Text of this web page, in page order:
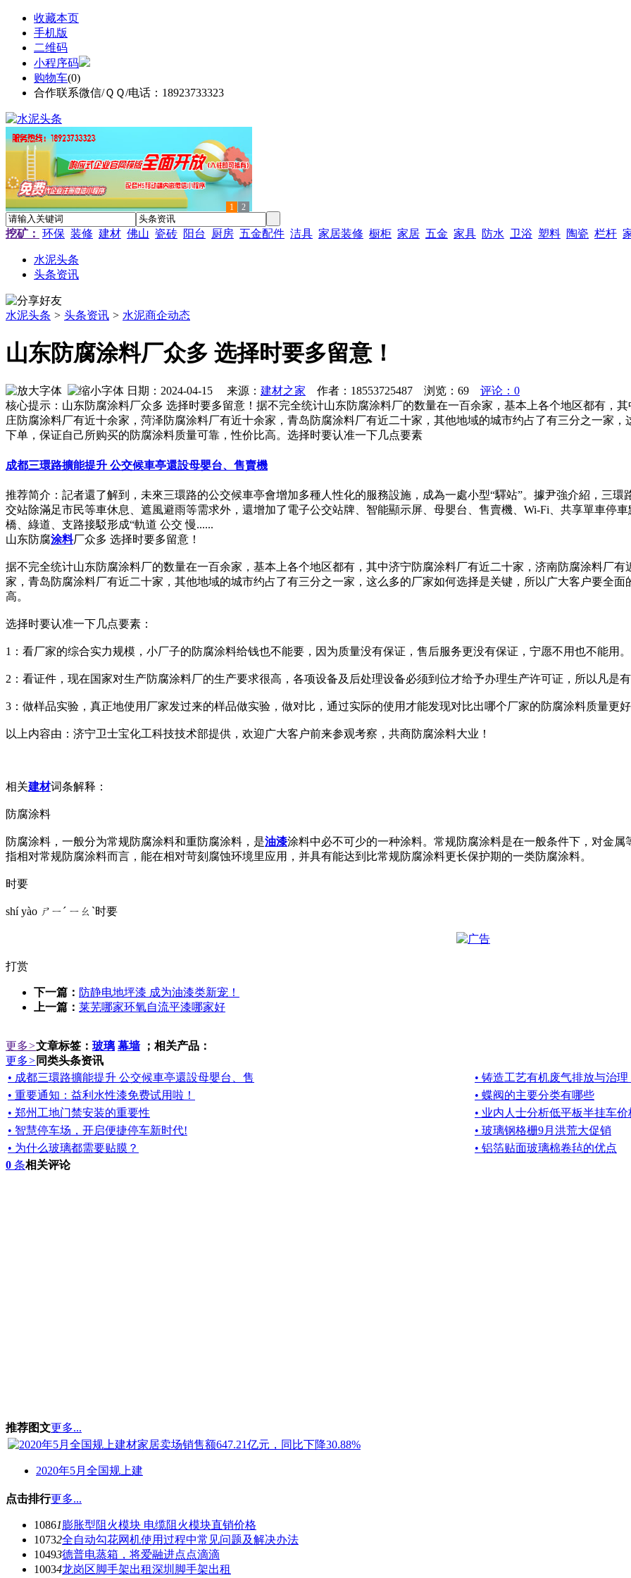
收藏本页
手机版
二维码
小程序码
购物车(0)
合作联系微信/ＱＱ/电话：18923733323
1 2
挖矿： 环保 装修 建材 佛山 瓷砖 阳台 厨房 五金配件 洁具 家居装修 橱柜 家居 五金 家具 防水 卫浴 塑料 陶瓷 栏杆
水泥头条
头条资讯
水泥头条 > 头条资讯 > 水泥商企动态
山东防腐涂料厂众多 选择时要多留意！
日期：2024-04-15 来源： 建材之家 作者：18553725487 浏览： 69
评论：0
核心提示：山东防腐涂料厂众多 选择时要多留意！据不完全统计山东防腐涂料厂的数量在一百余家，基本上各个地区都有，
庄防腐涂料厂有近十余家，菏泽防腐涂料厂有近十余家，青岛防腐涂料厂有近二十家，其他地域的城市约占了有三分之一家
下单，保证自己所购买的防腐涂料质量可靠，性价比高。选择时要认准一下几点要素
成都三環路擴能提升 公交候車亭還設母嬰台、售賣機
推荐简介：記者還了解到，未來三環路的公交候車亭會增加多種人性化的服務設施，成為一處小型“驛站”。據尹強介紹，三
交站除滿足市民等車休息、遮風避雨等需求外，還增加了電子公交站牌、智能顯示屏、母嬰台、售賣機、Wi-Fi、共享單車停
橋、綠道、支路接駁形成“軌道 公交 慢......
山东防腐涂料厂众多 选择时要多留意！
据不完全统计山东防腐涂料厂的数量在一百余家，基本上各个地区都有，其中济宁防腐涂料厂有近二十家，济南防腐涂料厂
家，青岛防腐涂料厂有近二十家，其他地域的城市约占了有三分之一家，这么多的厂家如何选择是关键，所以广大客户要全
高。
选择时要认准一下几点要素：
1：看厂家的综合实力规模，小厂子的防腐涂料给钱也不能要，因为质量没有保证，售后服务更没有保证，宁愿不用也不能用。
2：看证件，现在国家对生产防腐涂料厂的生产要求很高，各项设备及后处理设备必须到位才给予办理生产许可证，所以凡是
3：做样品实验，真正地使用厂家发过来的样品做实验，做对比，通过实际的使用才能发现对比出哪个厂家的防腐涂料质量更好
以上内容由：济宁卫士宝化工科技技术部提供，欢迎广大客户前来参观考察，共商防腐涂料大业！
相关建材词条解释：
防腐涂料
防腐涂料，一般分为常规防腐涂料和重防腐涂料，是油漆涂料中必不可少的一种涂料。常规防腐涂料是在一般条件下，对金
指相对常规防腐涂料而言，能在相对苛刻腐蚀环境里应用，并具有能达到比常规防腐涂料更长保护期的一类防腐涂料。
时要
shí yào ㄕㄧˊ ㄧㄠˋ时要
打赏
下一篇： 防静电地坪漆 成为油漆类新宠！
上一篇： 莱芜哪家环氧自流平漆哪家好
更多>文章标签： 玻璃 幕墙；相关产品：
更多> 同类头条资讯
• 成都三環路擴能提升 公交候車亭還設母嬰台、售
• 铸造工艺有机废气排放与治理
• 重要通知：益利水性漆免费试用啦！
• 蝶阀的主要分类有哪些
• 郑州工地门禁安装的重要性
• 业内人士分析低平板半挂车
• 智慧停车场，开启便捷停车新时代!
• 玻璃钢格栅9月洪荒大促销
• 为什么玻璃都需要贴膜？
• 铝箔贴面玻璃棉卷毡的优点
0 条相关评论
推荐图文更多...
2020年5月全国规上建
点击排行更多...
10861膨胀型阻火模块 电缆阻火模块直销价格
10732全自动勾花网机使用过程中常见问题及解决办法
10493德普电蒸箱，将爱融进点点滴滴
10034龙岗区脚手架出租深圳脚手架出租